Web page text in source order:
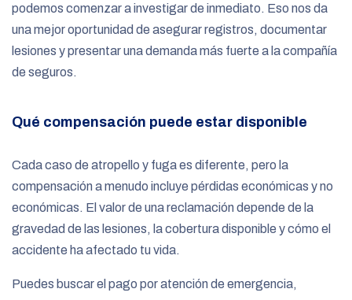
podemos comenzar a investigar de inmediato. Eso nos da
una mejor oportunidad de asegurar registros, documentar
lesiones y presentar una demanda más fuerte a la compañía
de seguros.
Qué compensación puede estar disponible
Cada caso de atropello y fuga es diferente, pero la
compensación a menudo incluye pérdidas económicas y no
económicas. El valor de una reclamación depende de la
gravedad de las lesiones, la cobertura disponible y cómo el
accidente ha afectado tu vida.
Puedes buscar el pago por atención de emergencia,